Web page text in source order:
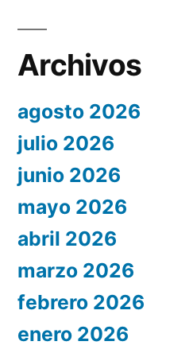
Archivos
agosto 2026
julio 2026
junio 2026
mayo 2026
abril 2026
marzo 2026
febrero 2026
enero 2026